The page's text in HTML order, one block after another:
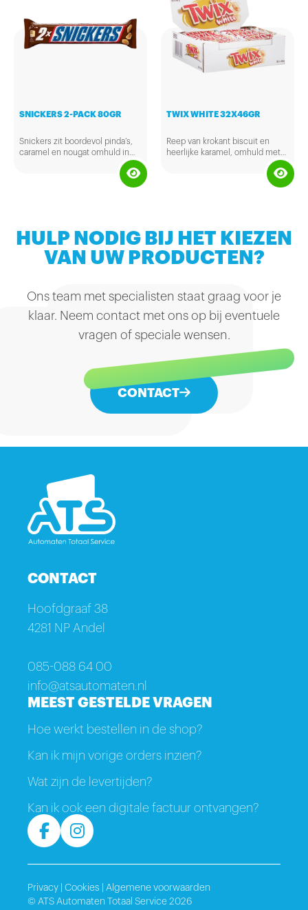
SNICKERS 2-PACK 80GR
Snickers zit boordevol pinda’s,
caramel en nougat omhuld in
TWIX WHITE 32X46GR
Reep van krokant biscuit en
heerlijke karamel, omhuld met
HULP NODIG BIJ HET KIEZEN
VAN UW PRODUCTEN?
Ons team met specialisten staat graag voor je
klaar. Neem contact met ons op bij eventuele
vragen of speciale wensen.
CONTACT
CONTACT
Hoofdgraaf 38
4281 NP Andel
085-088 64 00
info@atsautomaten.nl
MEEST GESTELDE VRAGEN
Hoe werkt bestellen in de shop?
Kan ik mijn vorige orders inzien?
Wat zijn de levertijden?
Kan ik ook een digitale factuur ontvangen?
© ATS Automaten Totaal Service 2026
Privacy Cookies Algemene voorwaarden